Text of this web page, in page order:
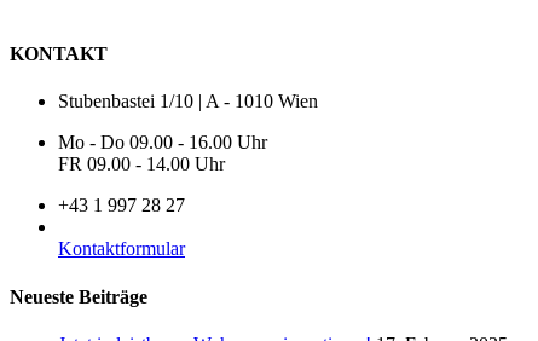
KONTAKT
Stubenbastei 1/10 | A - 1010 Wien
Mo - Do 09.00 - 16.00 Uhr
FR 09.00 - 14.00 Uhr
+43 1 997 28 27
Kontaktformular
Neueste Beiträge